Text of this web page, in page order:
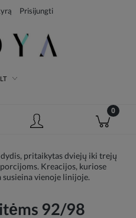
Prisijungti
LT
pritaikytas dviejų iki trejų
Kreacijos, kuriose
vienoje linijoje.
92/98